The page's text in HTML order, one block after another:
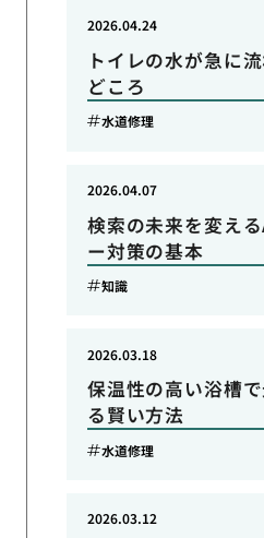
トイレの水が急に
どころ
2026.04.24
水道修理
検索の未来を変え
ー対策の基本
2026.04.07
知識
保温性の高い浴槽
る賢い方法
2026.03.18
水道修理
2026.03.12